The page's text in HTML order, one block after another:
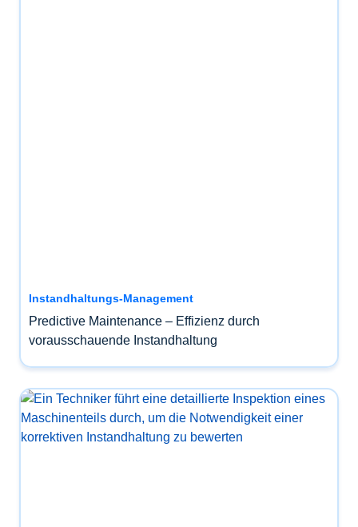
Instandhaltungs-Management
Predictive Maintenance – Effizienz durch
vorausschauende Instandhaltung